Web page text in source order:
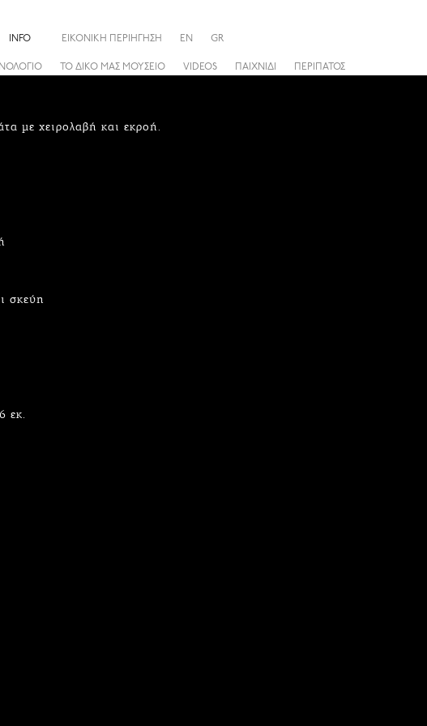
ΤΟ ΔΙΚΟ ΜΑΣ ΜΟΥΣΕΙΟ VIDEOS ΠΑΙΧΝΙΔΙ ΠΕΡΙΠΑΤΟΣ
INFO ΕΙΚΟΝΙΚΗ ΠΕΡΙΗΓΗΣΗ EN GR
με χειρολαβή και εκροή.
σκεύη
εκ.